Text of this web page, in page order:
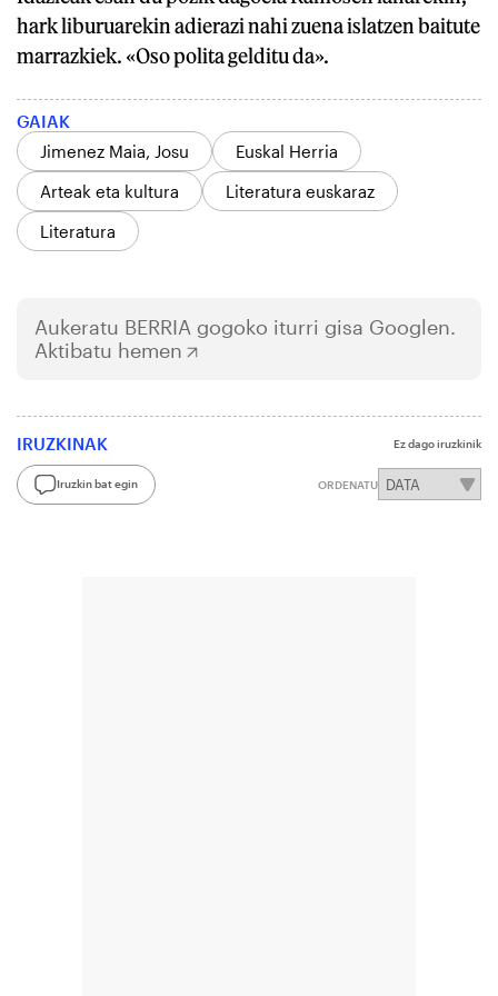
hark liburuarekin adierazi nahi zuena islatzen baitute
marrazkiek. «Oso polita gelditu da».
GAIAK
Jimenez Maia, Josu
Euskal Herria
Arteak eta kultura
Literatura euskaraz
Literatura
Aukeratu BERRIA gogoko iturri gisa Googlen.
Aktibatu hemen
IRUZKINAK Ez dago iruzkinik
Iruzkin bat egin ORDENATU